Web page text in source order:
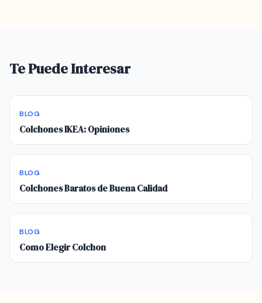
Te Puede Interesar
BLOG
Colchones IKEA: Opiniones
BLOG
Colchones Baratos de Buena Calidad
BLOG
Como Elegir Colchon